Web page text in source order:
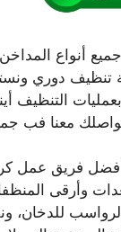
أنواع
تنظيف دوري
التنظيف
معنا فب
أفضل فريق عمل
وأرقى
للدخان،